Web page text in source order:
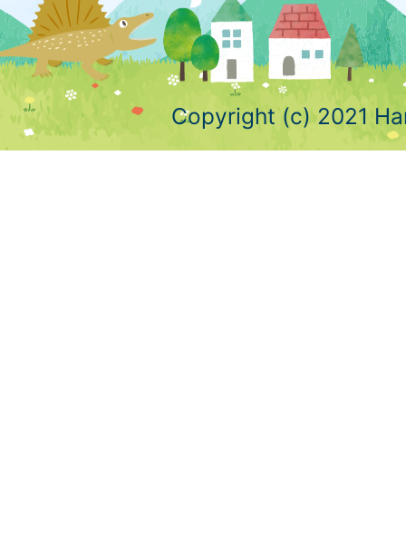
Copyright (c) 2021